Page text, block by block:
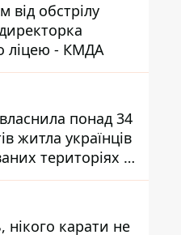
від обстрілу
ліцею - КМДА
понад 34
житла українців
територіях -
BBC
нікого карати не